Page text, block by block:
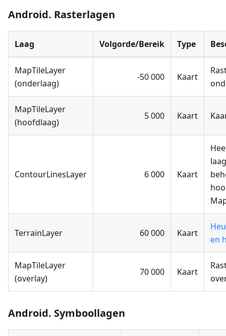
Android. Rasterlagen
Laag Volgorde/Bereik Type
MapTileLayer
(onderlaag)
-50 000 Kaart
MapTileLayer
(hoofdlaag)
5 000 Kaart
ContourLinesLayer 6 000 Kaart
TerrainLayer 60 000 Kaart
en
MapTileLayer
(overlay)
70 000 Kaart
Android. Symboollagen